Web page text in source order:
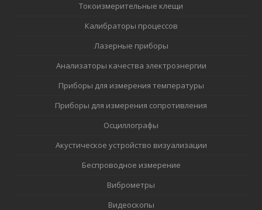
Токоизмерительные клещи
Калибраторы процессов
Лазерные приборы
Анализаторы качества электроэнергии
Приборы для измерения температуры
Приборы для измерения сопротивления
Осциллографы
Акустическое устройство визуализации
Беспроводное измерение
Виброметры
Видеоскопы